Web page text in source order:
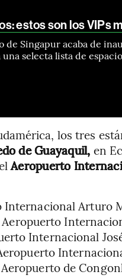
estos son los VIPs
de Singapur acaba de
una selecta lista de
los tres
de Guayaquil, en
Aeropuerto
Arturo
Internacional
de